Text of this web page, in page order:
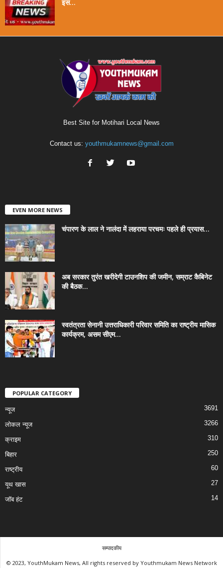
इस...
Best Site for Motihari Local News
Contact us: youthmukamnews@gmail.com
EVEN MORE NEWS
चंपारण के लाल ने नालंदा में लहराया परचमः पहले ही प्रयास...
अब सरकार तुरंत खरीदेगी टाउनशिप की जमीन, सम्राट कैबिनेट
की बैठक...
स्वतंत्रता सेनानी उत्तराधिकारी परिवार समिति का राष्ट्रीय मासिक
कार्यक्रम, असम सीएम...
POPULAR CATEGORY
न्यूज 3691
लोकल न्यूज 3266
क्राइम 310
बिहार 250
राष्ट्रीय 60
यूथ खास 27
जॉब हंट 14
सम्पादकीय
© 2023, YouthMukam News, All rights reserved by Youthmukam News Network